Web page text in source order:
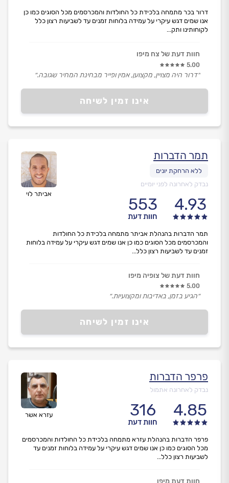
אינו זמין לשיחה
דרור בכר מתמחה בלכידת כל החולדות והמכרסמים מכל הסוגים כמו כן
אנו שמים דגש עיקרי על עמידה בלוחות זמנים עד לשביעות רצון כלל
לקוחותינו ותק...
חוות דעת של צח מיפו
5.00
״דרור היה מצויין, מקצוען, אמין ופייר מבחינת המחיר שגובה.״
אביתר לוי
תמר הדברות
נבדק לאחרונה לפני יומיים
4.93
553
חוות דעת
אינו זמין לשיחה
תמר הדברות בהנהלת אביתר מתמחה בלכידת כל החולדות
והמכרסמים מכל הסוגים כמו כן אנו שמים דגש עיקרי על עמידה בלוחות
זמנים עד לשביעות רצון כלל...
חוות דעת של צופיה מיפו
5.00
״הגיע בזמן, באדיבות ומקצועיות.״
עזרא אשר
פרפר הדברות
נבדק לאחרונה אתמול
4.85
316
חוות דעת
פרפר הדברות בהנהלת עזרא מתמחה בלכידת כל החולדות והמכרסמים
מכל הסוגים כמו כן אנו שמים דגש עיקרי על עמידה בלוחות זמנים עד
לשביעות רצון כלל...
חוות דעת מיפו